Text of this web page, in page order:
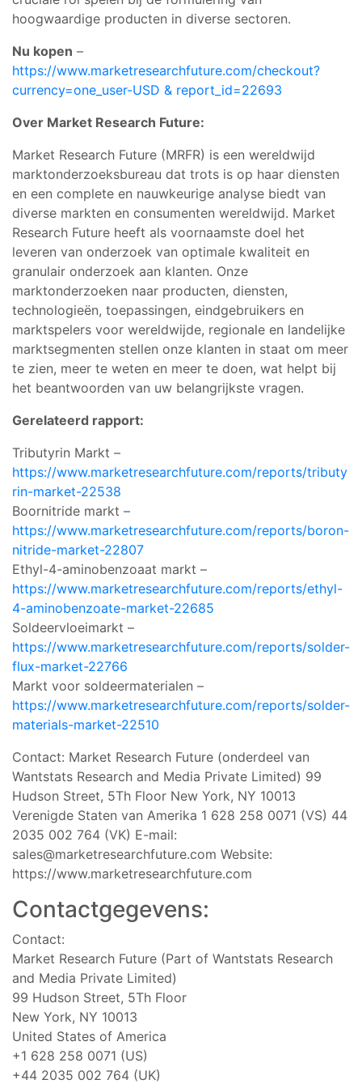
hoogwaardige producten in diverse sectoren.
Nu kopen –
https://www.marketresearchfuture.com/checkout?
currency=one_user-USD & report_id=22693
Over Market Research Future:
Market Research Future (MRFR) is een wereldwijd
marktonderzoeksbureau dat trots is op haar diensten
en een complete en nauwkeurige analyse biedt van
diverse markten en consumenten wereldwijd. Market
Research Future heeft als voornaamste doel het
leveren van onderzoek van optimale kwaliteit en
granulair onderzoek aan klanten. Onze
marktonderzoeken naar producten, diensten,
technologieën, toepassingen, eindgebruikers en
marktspelers voor wereldwijde, regionale en landelijke
marktsegmenten stellen onze klanten in staat om meer
te zien, meer te weten en meer te doen, wat helpt bij
het beantwoorden van uw belangrijkste vragen.
Gerelateerd rapport:
Tributyrin Markt –
https://www.marketresearchfuture.com/reports/tributy
rin-market-22538
Boornitride markt –
https://www.marketresearchfuture.com/reports/boron-
nitride-market-22807
Ethyl-4-aminobenzoaat markt –
https://www.marketresearchfuture.com/reports/ethyl-
4-aminobenzoate-market-22685
Soldeervloeimarkt –
https://www.marketresearchfuture.com/reports/solder-
flux-market-22766
Markt voor soldeermaterialen –
https://www.marketresearchfuture.com/reports/solder-
materials-market-22510
Contact: Market Research Future (onderdeel van
Wantstats Research and Media Private Limited) 99
Hudson Street, 5Th Floor New York, NY 10013
Verenigde Staten van Amerika 1 628 258 0071 (VS) 44
2035 002 764 (VK) E-mail:
sales@marketresearchfuture.com Website:
https://www.marketresearchfuture.com
Contactgegevens:
Contact:
Market Research Future (Part of Wantstats Research
and Media Private Limited)
99 Hudson Street, 5Th Floor
New York, NY 10013
United States of America
+1 628 258 0071 (US)
+44 2035 002 764 (UK)